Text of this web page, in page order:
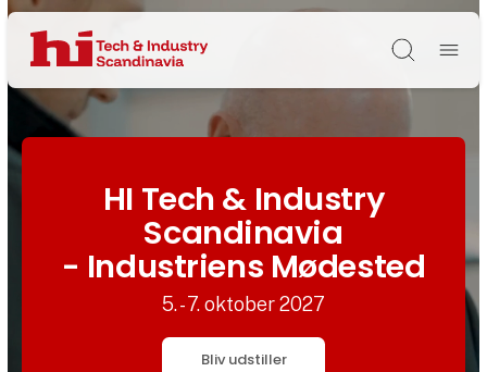
Søg
HI Tech & Industry
Scandinavia
- Industriens Mødested
5. - 7. oktober 2027
Bliv udstiller